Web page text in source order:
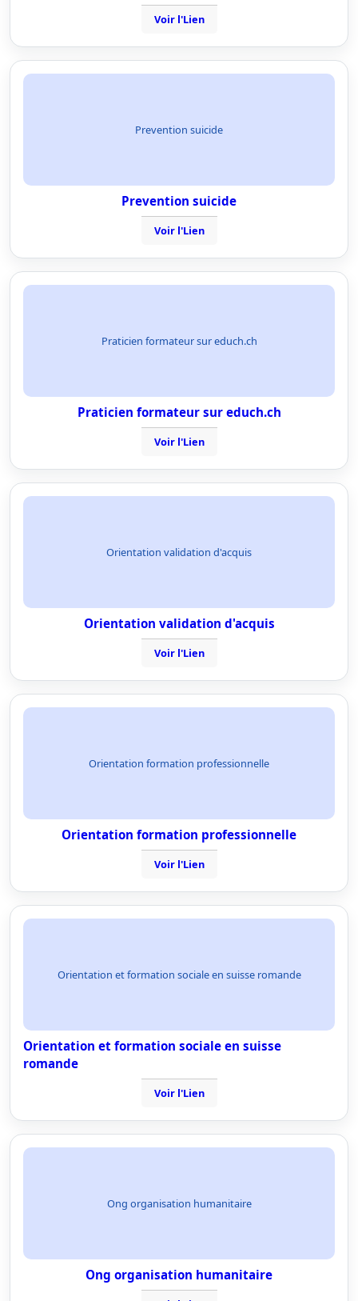
Voir l'Lien
Prevention suicide
Prevention suicide
Voir l'Lien
Praticien formateur sur educh.ch
Praticien formateur sur educh.ch
Voir l'Lien
Orientation validation d'acquis
Orientation validation d'acquis
Voir l'Lien
Orientation formation professionnelle
Orientation formation professionnelle
Voir l'Lien
Orientation et formation sociale en suisse romande
Orientation et formation sociale en suisse
romande
Voir l'Lien
Ong organisation humanitaire
Ong organisation humanitaire